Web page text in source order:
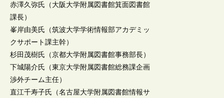
赤澤久弥氏（大阪大学附属図書館箕面図書館
課長）
峯岸由美氏（筑波大学学術情報部アカデミッ
クサポート課主幹）
杉田茂樹氏（京都大学附属図書館事務部長）
下城陽介氏（東京大学附属図書館総務課企画
渉外チーム主任）
直江千寿子氏（名古屋大学附属図書館情報サ